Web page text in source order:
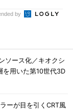
by
ソース化／キオクシ
を用いた第10世代3D
ーが目を引くCRT風